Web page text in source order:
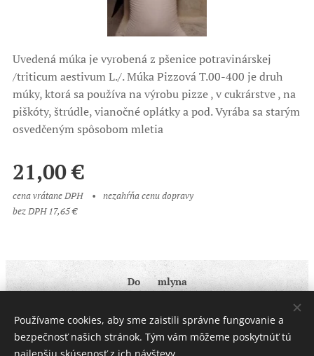
Uvedená múka je vyrobená z pšenice potravinárskej
/triticum aestivum L./. Múka Pizzová T.00-400 je druh
múky, ktorá sa používa na výrobu pizze , v cukrárstve , na
piškóty, štrúdle, vianočné oplátky a pod. Vyrába sa starým
osvedčeným spôsobom mletia
21,00€
cena vrátane DPH
nezahŕňa cenu dopravy
bez DPH 17,65 €
Do ♥ mlyna
Cookies
Používame cookies, aby sme zaistili správne fungovanie a
bezpečnosť našich stránok. Tým vám môžeme poskytnúť tú